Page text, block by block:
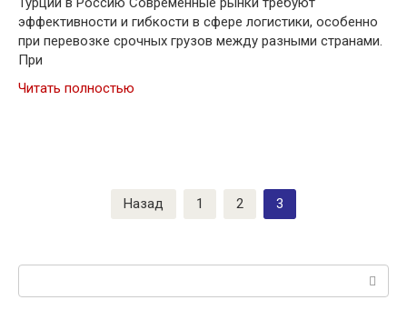
эффективности и гибкости в сфере логистики, особенно
при перевозке срочных грузов между разными странами.
При
Читать полностью
Назад 1 2 3